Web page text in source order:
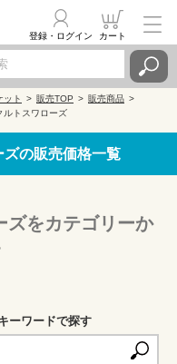
登録・ログイン カート
ット 販売TOP
販売商品
ルトスワローズ
の販売価格一覧
ズをカテゴリーか
ーワードで探す